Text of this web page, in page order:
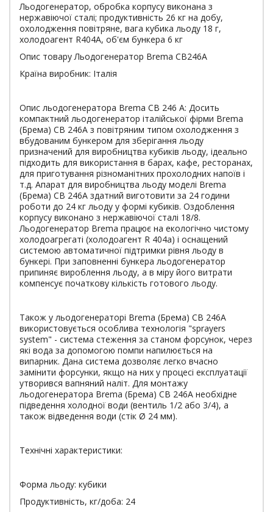
Льодогенератор, обробка корпусу виконана з
нержавіючої сталі; продуктивність 26 кг на добу,
охолодження повітряне, вага кубика льоду 18 г,
холодоагент R404A, об'єм бункера 6 кг
Опис товару Льодогенератор Brema CB246A
Країна виробник: Італія
Опис льодогенератора Brema CB 246 A: Досить
компактний льодогенератор італійської фірми Brema
(Брема) CB 246A з повітряним типом охолодження з
вбудованим бункером для зберігання льоду
призначений для виробництва кубиків льоду, ідеально
підходить для використання в барах, кафе, ресторанах,
для приготування різноманітних прохолодних напоїв і
т.д. Апарат для виробництва льоду моделі Brema
(Брема) CB 246A здатний виготовити за 24 години
роботи до 24 кг льоду у формі кубиків. Оздоблення
корпусу виконано з нержавіючої сталі 18/8.
Льодогенератор Brema працює на екологічно чистому
холодоагрегаті (холодоагент R 404a) і оснащений
системою автоматичної підтримки рівня льоду в
бункері. При заповненні бункера льодогенератор
припиняє вироблення льоду, а в міру його витрати
компенсує початкову кількість готового льоду.
Також у льодогенераторі Brema (Брема) CB 246A
використовується особлива технологія "sprayers
system" - система стеження за станом форсунок, через
які вода за допомогою помпи напилюється на
випарник. Дана система дозволяє легко вчасно
замінити форсунки, якщо на них у процесі експлуатації
утворився вапняний наліт. Для монтажу
льодогенератора Brema (Брема) CB 246A необхідне
підведення холодної води (вентиль 1/2 або 3/4), а
також відведення води (стік Ø 24 мм).
Технічні характеристики:
Форма льоду: кубики
Продуктивність, кг/доба: 24